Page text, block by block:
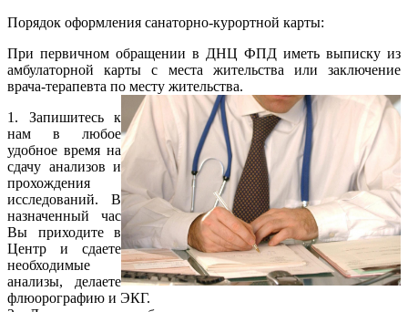
Порядок оформления санаторно-курортной карты:
При первичном обращении в ДНЦ ФПД иметь выписку из
амбулаторной карты с места жительства или заключение
врача-терапевта по месту жительства.
1. Запишитесь к
нам в любое
удобное время на
сдачу анализов и
прохождения
исследований. В
назначенный час
Вы приходите в
Центр и сдаете
необходимые
анализы, делаете
флюорографию и ЭКГ.